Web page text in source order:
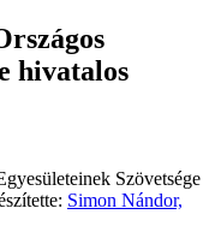
hivatalos
Szövetsége
Simon Nándor,